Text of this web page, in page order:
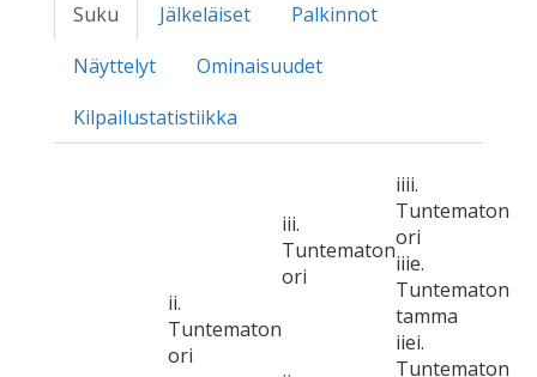
Suku Jälkeläiset
Palkinnot
Näyttelyt
Ominaisuudet
Kilpailustatistiikka
ii.
Tuntematon
ori
iii.
Tuntematon
ori
iiii.
Tuntematon
ori
iiie.
Tuntematon
tamma
iiei.
Tuntematon